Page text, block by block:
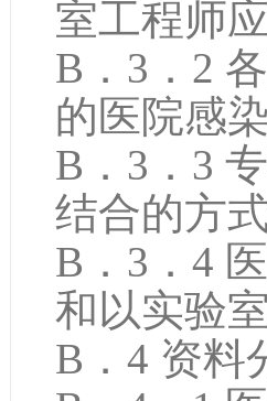
室工程师
B．3．2
的医院感
B．3．3
结合的方
B．3．4
和以实验
B．4 资料